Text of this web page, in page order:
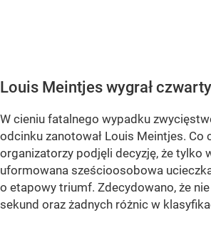
Louis Meintjes wygrał
W cieniu fatalnego wypadku
odcinku zanotował Louis Meintjes. Co
organizatorzy podjęli decyzję, że tylko
uformowana sześcioosobowa
o etapowy triumf. Zdecydowano, że
sekund oraz żadnych różnic w